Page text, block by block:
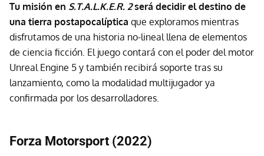
Tu misión en S.T.A.L.K.E.R. 2será decidir el destino de
una tierra postapocalíptica que exploramos mientras
disfrutamos de una historia no-lineal llena de elementos
de ciencia ficción. El juego contará con el poder del motor
Unreal Engine 5 y también recibirá soporte tras su
lanzamiento, como la modalidad multijugador ya
confirmada por los desarrolladores.
Forza Motorsport (2022)